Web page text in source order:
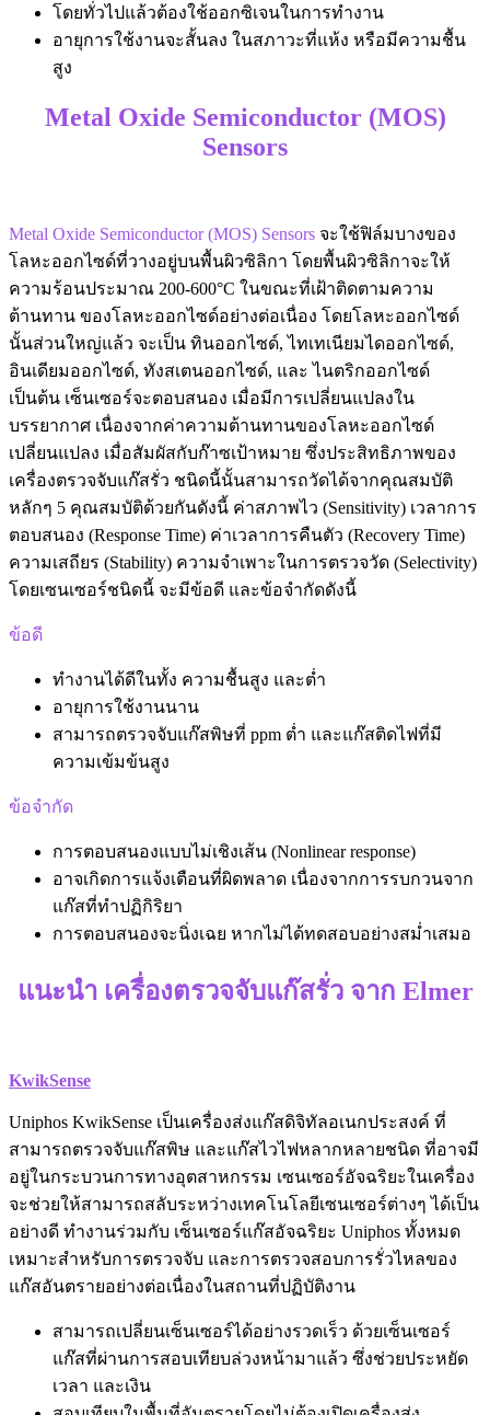
โดยทั่วไปแล้วต้องใช้ออกซิเจนในการทำงาน
อายุการใช้งานจะสั้นลง ในสภาวะที่แห้ง หรือมีความชื้น
สูง
Metal Oxide Semiconductor (MOS)
Sensors
Metal Oxide Semiconductor (MOS) Sensors จะใช้ฟิล์มบางของ
โลหะออกไซด์ที่วางอยู่บนพื้นผิวซิลิกา โดยพื้นผิวซิลิกาจะให้
ความร้อนประมาณ 200-600°C ในขณะที่เฝ้าติดตามความ
ต้านทาน ของโลหะออกไซด์อย่างต่อเนื่อง โดยโลหะออกไซด์
นั้นส่วนใหญ่แล้ว จะเป็น ทินออกไซด์, ไทเทเนียมไดออกไซด์,
อินเดียมออกไซด์, ทังสเตนออกไซด์, และ ไนตริกออกไซด์
เป็นต้น เซ็นเซอร์จะตอบสนอง เมื่อมีการเปลี่ยนแปลงใน
บรรยากาศ เนื่องจากค่าความต้านทานของโลหะออกไซด์
เปลี่ยนแปลง เมื่อสัมผัสกับก๊าซเป้าหมาย ซึ่งประสิทธิภาพของ
เครื่องตรวจจับแก๊สรั่ว ชนิดนี้นั้นสามารถวัดได้จากคุณสมบัติ
หลักๆ 5 คุณสมบัติด้วยกันดังนี้ ค่าสภาพไว (Sensitivity) เวลาการ
ตอบสนอง (Response Time) ค่าเวลาการคืนตัว (Recovery Time)
ความเสถียร (Stability) ความจำเพาะในการตรวจวัด (Selectivity)
โดยเซนเซอร์ชนิดนี้ จะมีข้อดี และข้อจำกัดดังนี้
ข้อดี
ทำงานได้ดีในทั้ง ความชื้นสูง และต่ำ
อายุการใช้งานนาน
สามารถตรวจจับแก๊สพิษที่ ppm ต่ำ และแก๊สติดไฟที่มี
ความเข้มข้นสูง
ข้อจำกัด
การตอบสนองแบบไม่เชิงเส้น (Nonlinear response)
อาจเกิดการแจ้งเตือนที่ผิดพลาด เนื่องจากการรบกวนจาก
แก๊สที่ทำปฏิกิริยา
การตอบสนองจะนิ่งเฉย หากไม่ได้ทดสอบอย่างสม่ำเสมอ
แนะนำ เครื่องตรวจจับแก๊สรั่ว จาก Elmer
KwikSense
Uniphos KwikSense เป็นเครื่องส่งแก๊สดิจิทัลอเนกประสงค์ ที่
สามารถตรวจจับแก๊สพิษ และแก๊สไวไฟหลากหลายชนิด ที่อาจมี
อยู่ในกระบวนการทางอุตสาหกรรม เซนเซอร์อัจฉริยะในเครื่อง
จะช่วยให้สามารถสลับระหว่างเทคโนโลยีเซนเซอร์ต่างๆ ได้เป็น
อย่างดี ทำงานร่วมกับ เซ็นเซอร์แก๊สอัจฉริยะ Uniphos ทั้งหมด
เหมาะสำหรับการตรวจจับ และการตรวจสอบการรั่วไหลของ
แก๊สอันตรายอย่างต่อเนื่องในสถานที่ปฏิบัติงาน
สามารถเปลี่ยนเซ็นเซอร์ได้อย่างรวดเร็ว ด้วยเซ็นเซอร์
แก๊สที่ผ่านการสอบเทียบล่วงหน้ามาแล้ว ซึ่งช่วยประหยัด
เวลา และเงิน